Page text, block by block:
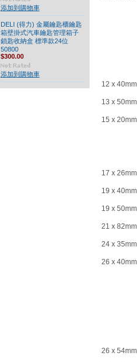
添加到購物車
DELI (得力) 金屬鑰匙櫃鑰匙
箱壁掛式汽車鑰匙管理箱子
鎖匙收納盒 標準款24位
50800
$300.00
添加到購物車
12 x 40mm
13 x 50mm
15 x 20mm
17 x 26mm
19 x 40mm
19 x 50mm
21 x 82mm
24 x 35mm
26 x 40mm
26 x 54mm